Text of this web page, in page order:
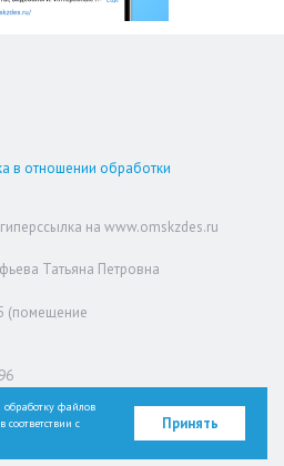
в отношении обработки
на www.omskzdes.ru
Татьяна Петровна
(помещение
обработку файлов
с
Принять